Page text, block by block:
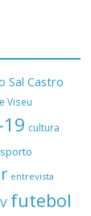
Sal Castro
Viseu
19 cultura
entrevista
futebol